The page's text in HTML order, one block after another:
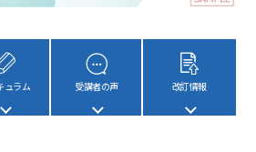
ュラム 受講者の声 改訂情報